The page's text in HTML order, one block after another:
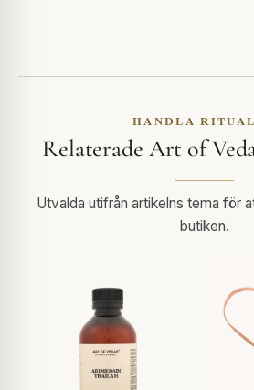
HANDLA
Relaterade Art of
Utvalda utifrån artikelns tema för
butiken.